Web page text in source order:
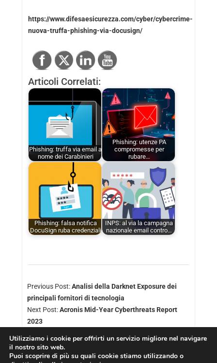
https://www.difesaesicurezza.com/cyber/cybercrime-
nuova-truffa-phishing-via-docusign/
Articoli Correlati:
Phishing: truffa via email a
nome dei Carabinieri
Phishing: utenze PA
compromesse per
rubare…
Phishing: falsa notifica
DocuSign ruba credenziali
INPS: al via la campagna
nazionale email contro…
Previous Post:Analisi della Darknet Exposure dei
principali fornitori di tecnologia
Next Post:Acronis Mid-Year Cyberthreats Report
2023
Utilizziamo i cookie per offrirti un servizio migliore nel navigare
il nostro sito web.
Puoi scoprire di più su quali cookie stiamo utilizzando o